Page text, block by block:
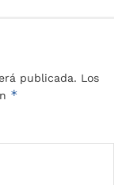
publicada. Los
*